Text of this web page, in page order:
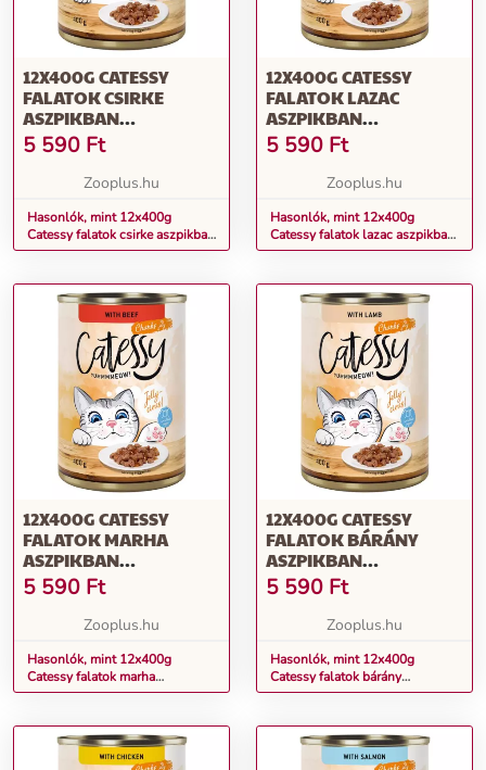
12X400G CATESSY
FALATOK CSIRKE
ASZPIKBAN
GABONAMENTES
NEDVES MACSKATÁP
5 590 Ft
Zooplus.hu
Hasonlók, mint 12x400g
Catessy falatok csirke aszpikban
gabonamentes nedves
12X400G CATESSY
FALATOK LAZAC
ASZPIKBAN
GABONAMENTES
NEDVES MACSKATÁP
5 590 Ft
Zooplus.hu
Hasonlók, mint 12x400g
Catessy falatok lazac aszpikban
gabonamentes nedves
12X400G CATESSY
FALATOK MARHA
ASZPIKBAN
GABONAMENTES
NEDVES MACSKATÁP
5 590 Ft
Zooplus.hu
Hasonlók, mint 12x400g
Catessy falatok marha
aszpikban gabonamentes
12X400G CATESSY
FALATOK BÁRÁNY
ASZPIKBAN
GABONAMENTES
NEDVES MACSKATÁP
5 590 Ft
Zooplus.hu
Hasonlók, mint 12x400g
Catessy falatok bárány
aszpikban gabonamentes